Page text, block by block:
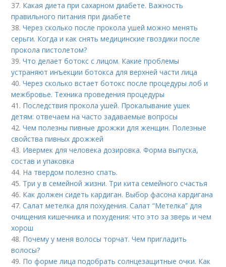
37. Какая диета при сахарном диабете. Важность
правильного питания при диабете
38.Через сколько после прокола ушей можно менять
серьги. Когда и как снять медицинские гвоздики после
прокола пистолетом?
39.Что делает ботокс с лицом. Какие проблемы
устраняют инъекции ботокса для верхней части лица
40.Через сколько встает ботокс после процедуры лоб и
межбровье. Техника проведения процедуры
41. Последствия прокола ушей. Прокалывание ушек
детям: отвечаем на часто задаваемые вопросы
42.Чем полезны пивные дрожжи для женщин. Полезные
свойства пивных дрожжей
43. Ивермек для человека дозировка. Форма выпуска,
состав и упаковка
44. На твердом полезно спать.
45. Три у в семейной жизни. Три кита семейного счастья
46. Как должен сидеть кардиган. Выбор фасона кардигана
47.Салат метелка для похудения. Салат “Метелка” для
очищения кишечника и похудения: что это за зверь и чем
хорош
48. Почему у меня волосы торчат. Чем пригладить
волосы?
49. По форме лица подобрать солнцезащитные очки. Как